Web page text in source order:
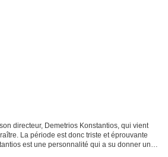
directeur, Demetrios Konstantios, qui vient
La période est donc triste et éprouvante
est une personnalité qui a su donner un